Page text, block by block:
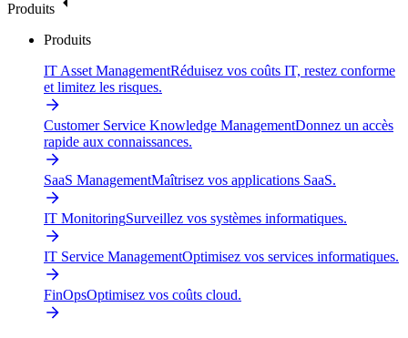
Produits
Produits
IT Asset ManagementRéduisez vos coûts IT, restez conforme
et limitez les risques.
Customer Service Knowledge ManagementDonnez un accès
rapide aux connaissances.
SaaS ManagementMaîtrisez vos applications SaaS.
IT MonitoringSurveillez vos systèmes informatiques.
IT Service ManagementOptimisez vos services informatiques.
FinOpsOptimisez vos coûts cloud.